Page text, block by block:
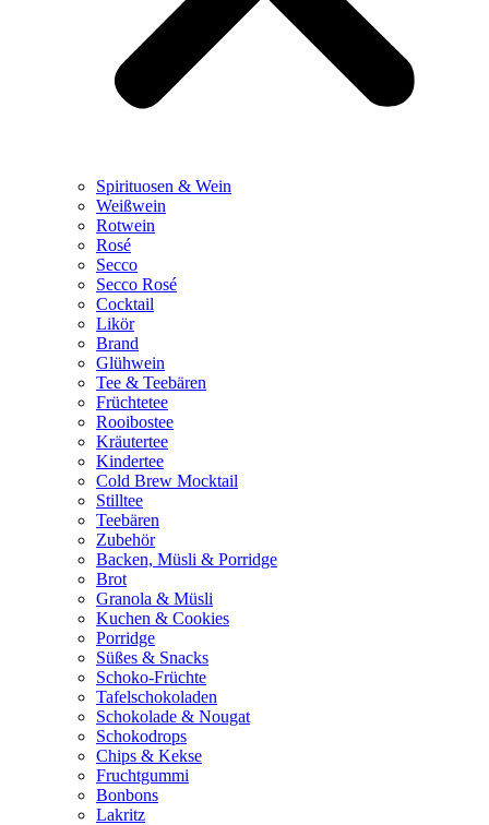
Spirituosen & Wein
Weißwein
Rotwein
Rosé
Secco
Secco Rosé
Cocktail
Likör
Brand
Glühwein
Tee & Teebären
Früchtetee
Rooibostee
Kräutertee
Kindertee
Cold Brew Mocktail
Stilltee
Teebären
Zubehör
Backen, Müsli & Porridge
Brot
Granola & Müsli
Kuchen & Cookies
Porridge
Süßes & Snacks
Schoko-Früchte
Tafelschokoladen
Schokolade & Nougat
Schokodrops
Chips & Kekse
Fruchtgummi
Bonbons
Lakritz